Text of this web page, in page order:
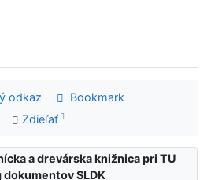
odkaz
Bookmark
Zdieľať
a drevárska knižnica pri TU
SLDK